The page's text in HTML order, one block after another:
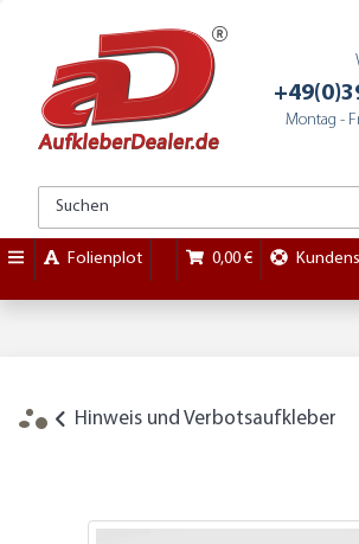
Montag -
Folienplot 0,00 €
Hinweis und Verbotsaufkleber